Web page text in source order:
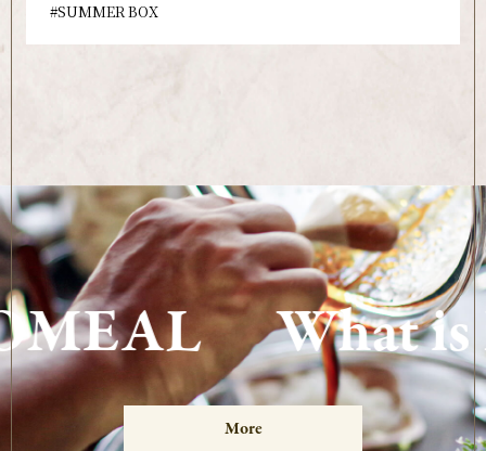
SUMMER BOX
What is
More